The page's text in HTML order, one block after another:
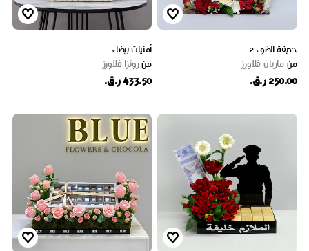
حديقة الضوء 2
من ماریان فلاورز
250.00 ر.ق.
أمنيات بيضاء
منرونزا فلاورز
433.50 ر.ق.